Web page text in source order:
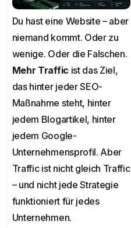
Du hast eine Website – aber
niemand kommt. Oder zu
wenige. Oder die Falschen.
Mehr Traffic ist das Ziel,
das hinter jeder SEO-
Maßnahme steht, hinter
jedem Blogartikel, hinter
jedem Google-
Unternehmensprofil. Aber
Traffic ist nicht gleich Traffic
– und nicht jede Strategie
funktioniert für jedes
Unternehmen.